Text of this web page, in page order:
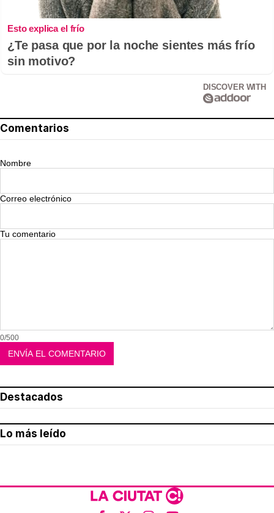
Esto explica el frío
¿Te pasa que por la noche sientes más frío
sin motivo?
DISCOVER WITH
Comentarios
Nombre
Correo electrónico
Tu comentario
0/500
Destacados
Lo más leído